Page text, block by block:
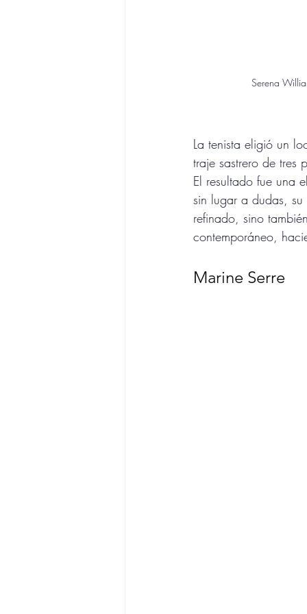
Serena
La tenista eligió un
traje sastrero de tres
El resultado fue una
sin lugar a dudas,
refinado, sino
contemporáneo,
Marine Serre